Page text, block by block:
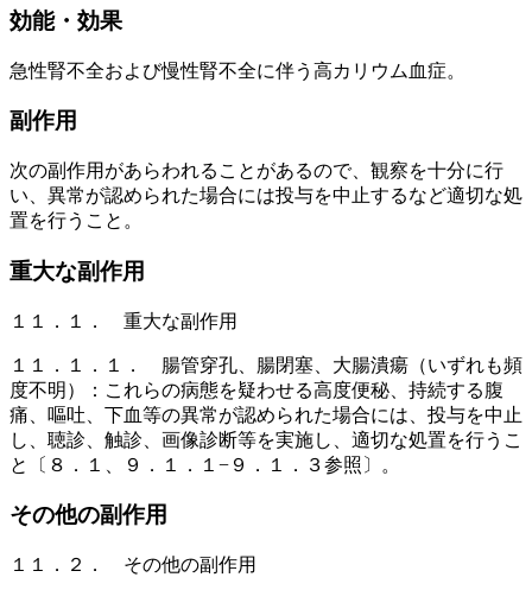
効能・効果
急性腎不全および慢性腎不全に伴う高カリウム血症。
副作用
次の副作用があらわれることがあるので、観察を十分に行
い、異常が認められた場合には投与を中止するなど適切な処
置を行うこと。
重大な副作用
１１．１． 重大な副作用
１１．１．１． 腸管穿孔、腸閉塞、大腸潰瘍（いずれも頻
度不明）：これらの病態を疑わせる高度便秘、持続する腹
痛、嘔吐、下血等の異常が認められた場合には、投与を中止
し、聴診、触診、画像診断等を実施し、適切な処置を行うこ
と〔８．１、９．１．１−９．１．３参照〕。
その他の副作用
１１．２． その他の副作用